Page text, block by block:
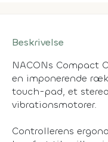
Beskrivelse
NACONs Compact
en imponerende
touch-pad, et
vibrationsmotorer.
Controllerens